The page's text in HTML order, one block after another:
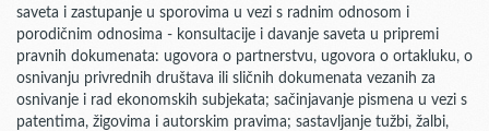
saveta i zastupanje u sporovima u vezi s radnim odnosom i
porodičnim odnosima - konsultacije i davanje saveta u pripremi
pravnih dokumenata: ugovora o partnerstvu, ugovora o ortakluku, o
osnivanju privrednih društava ili sličnih dokumenata vezanih za
osnivanje i rad ekonomskih subjekata; sačinjavanje pismena u vezi s
patentima, žigovima i autorskim pravima; sastavljanje tužbi, žalbi,